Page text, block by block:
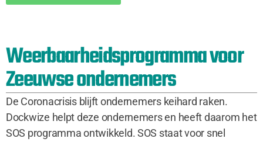
Weerbaarheidsprogramma voor
Zeeuwse ondernemers
De Coronacrisis blijft ondernemers keihard raken.
Dockwize helpt deze ondernemers en heeft daarom het
SOS programma ontwikkeld. SOS staat voor snel